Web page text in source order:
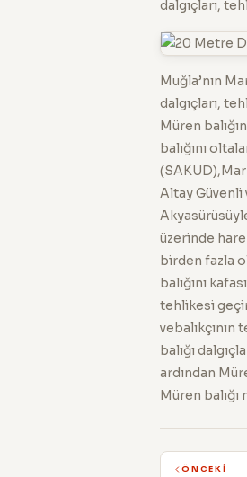
dalgıçları,
Muğla’nın
dalgıçları,
Müren
balığını
Altay Güvenli
üzerinde
birden fazla
balığını
tehlikesi
balığı
ardından
Müren
ÖNCEKI